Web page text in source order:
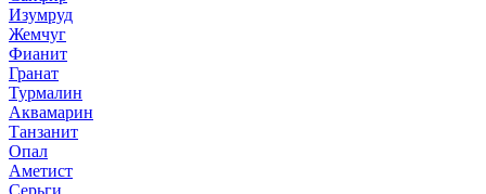
Изумруд
Жемчуг
Фианит
Гранат
Турмалин
Аквамарин
Танзанит
Опал
Аметист
Серьги